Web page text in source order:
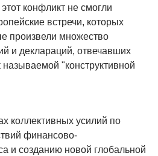
конфликт не смогли
встречи, которых
произвели множество
и деклараций, отвечавших
"конструктивной
коллективных усилий по
финансово-
и созданию новой глобальной